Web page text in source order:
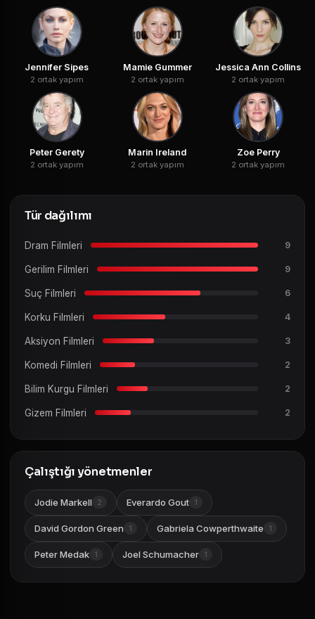
Jennifer Sipes
2 ortak yapım
Mamie Gummer
2 ortak yapım
Jessica Ann Collins
2 ortak yapım
Peter Gerety
2 ortak yapım
Marin Ireland
2 ortak yapım
Zoe Perry
2 ortak yapım
Tür dağılımı
Dram Filmleri 9
Gerilim Filmleri 9
Suç Filmleri 6
Korku Filmleri 4
Aksiyon Filmleri 3
Komedi Filmleri 2
Bilim Kurgu Filmleri 2
Gizem Filmleri 2
Çalıştığı yönetmenler
Jodie Markell 2 Everardo Gout 1
David Gordon Green 1 Gabriela Cowperthwaite 1
Peter Medak 1 Joel Schumacher 1